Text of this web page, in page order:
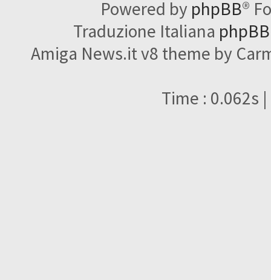
Powered by phpBB®
Traduzione Italiana
Amiga News.it v8 theme by
Time : 0.062s